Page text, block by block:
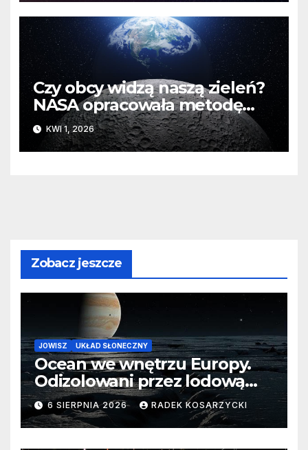
Czy obcy widzą naszą zieleń?
NASA opracowała metodę
wykrywania roślinności na
odległych planetach
KWI 1, 2026
Zobacz jeszcze
JOWISZ UKŁAD SŁONECZNY
Ocean we wnętrzu Europy.
Odizolowani przez lodową
barierę
6 SIERPNIA 2026 RADEK KOSARZYCKI